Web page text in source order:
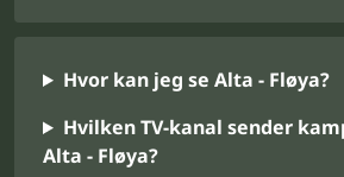
Hvor kan jeg se Alta - Fløya?
Hvilken TV-kanal sender
Alta - Fløya?